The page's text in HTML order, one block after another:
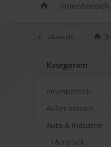
Innenbereich
Übersicht
Kategorien
Innenbereich
Außenbereich
Auto & Industrie
Acryllack